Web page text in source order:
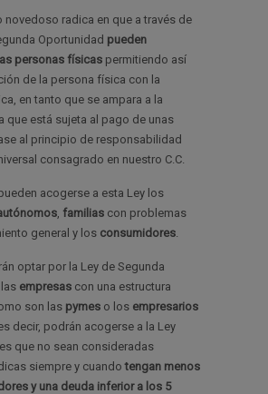
novedoso radica en que a través de
Oportunidad pueden
personas físicas permitiendo así
de la persona física con la
en tanto que se ampara a la
que está sujeta al pago de unas
al principio de responsabilidad
consagrado en nuestro C.C.
acogerse a esta Ley los
, familias con problemas
general y los consumidores.
optar por la Ley de Segunda
empresas con una estructura
son las pymes o los empresarios
decir, podrán acogerse a la Ley
que no sean consideradas
siempre y cuandotengan menos
y una deuda inferior a los 5